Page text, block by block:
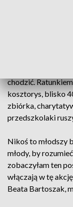
chodzić.
kosztorys, blisko
zbiórka,
przedszkolaki
Nikoś to młodszy
młody, by
zobaczyłam ten
włączają w tę
Beata Bartoszak,